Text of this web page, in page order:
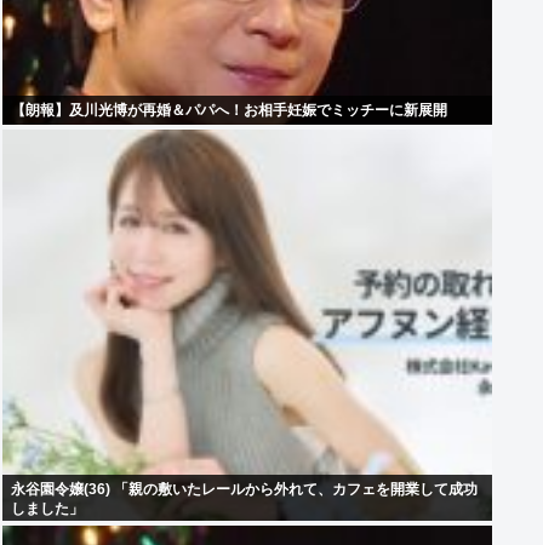
【朗報】及川光博が再婚＆パパへ！お相手妊娠でミッチーに新展開
永谷園令嬢(36) 「親の敷いたレールから外れて、カフェを開業して成功
しました」